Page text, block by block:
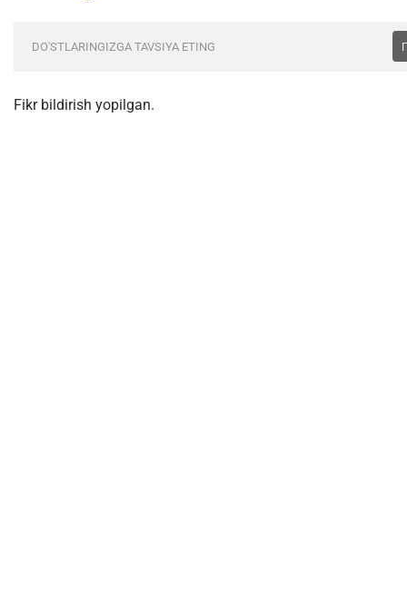
DO'STLARINGIZGA TAVSIYA ETING
Fikr bildirish yopilgan.